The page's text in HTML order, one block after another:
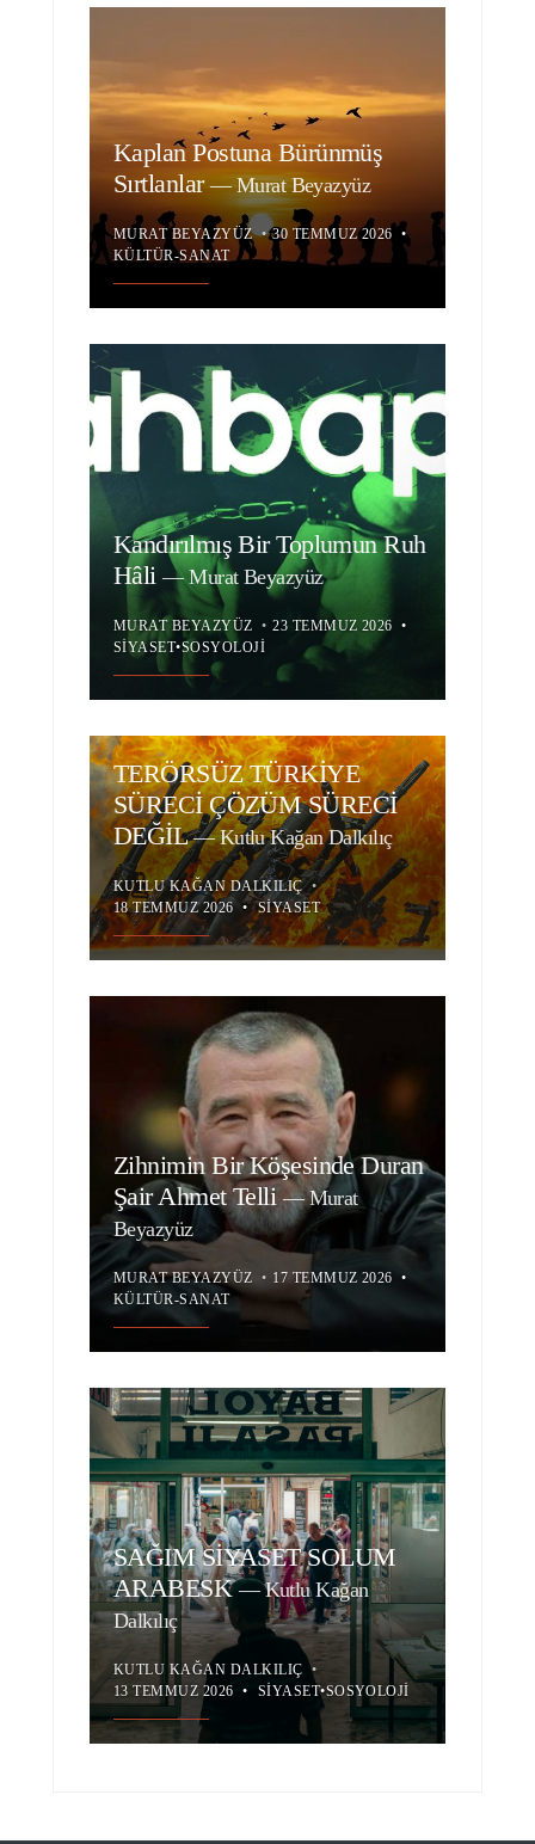
Kaplan Postuna Bürünmüş
Sırtlanlar—Murat Beyazyüz
MURAT BEYAZYÜZ • 30 TEMMUZ 2026 •
KÜLTÜR-SANAT
Kandırılmış Bir Toplumun Ruh
Hâli—Murat Beyazyüz
MURAT BEYAZYÜZ • 23 TEMMUZ 2026 •
SIYASET•SOSYOLOJI
TERÖRSÜZ TÜRKİYE
SÜRECİ ÇÖZÜM SÜRECİ
DEĞİL—Kutlu Kağan Dalkılıç
KUTLU KAĞAN DALKILIÇ •
18 TEMMUZ 2026 • SIYASET
Zihnimin Bir Köşesinde Duran
Şair Ahmet Telli—Murat
Beyazyüz
MURAT BEYAZYÜZ • 17 TEMMUZ 2026 •
KÜLTÜR-SANAT
SAĞIM SİYASET SOLUM
ARABESK—Kutlu Kağan
Dalkılıç
KUTLU KAĞAN DALKILIÇ •
13 TEMMUZ 2026 • SIYASET•SOSYOLOJI